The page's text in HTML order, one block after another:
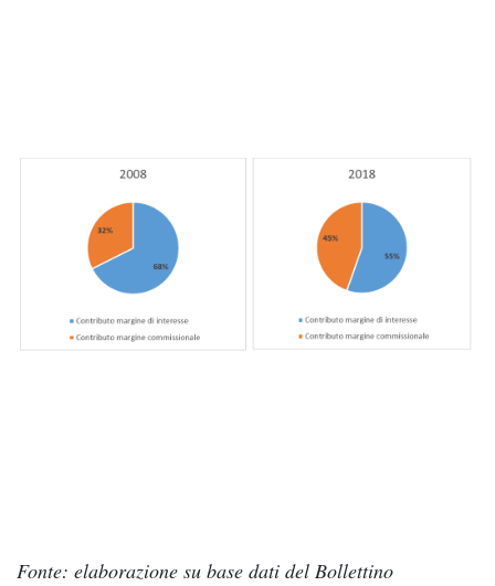
Fonte: elaborazione su base dati del Bollettino